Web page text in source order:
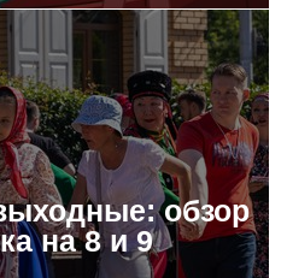
обзор
на 8 и 9